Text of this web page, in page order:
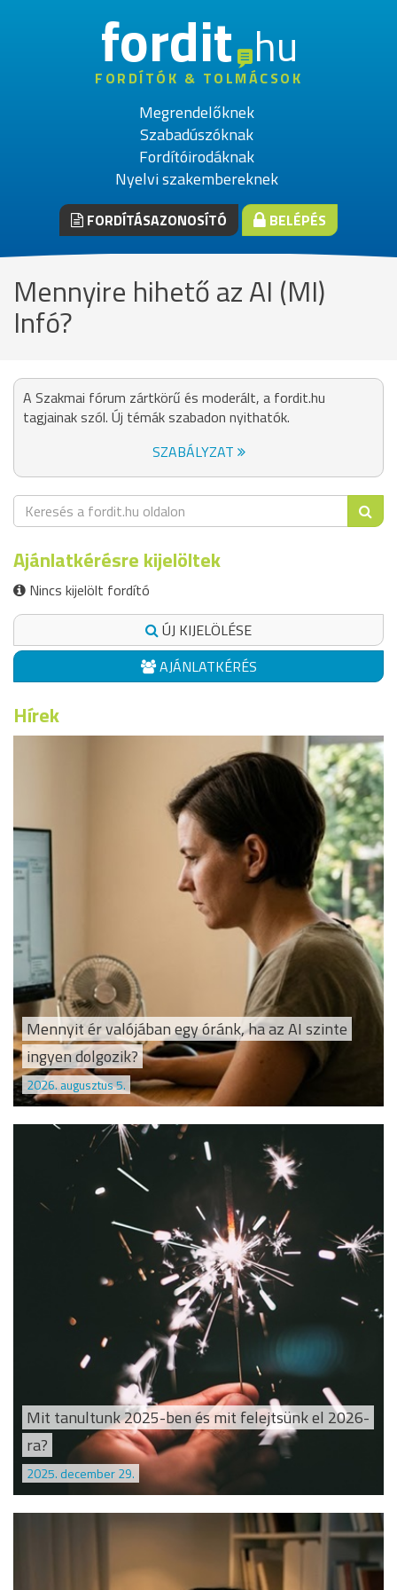
fordithu
FORDÍTÓK & TOLMÁCSOK
Megrendelőknek
Szabadúszóknak
Fordítóirodáknak
Nyelvi szakembereknek
FORDÍTÁSAZONOSÍTÓ BELÉPÉS
Mennyire hihető az AI (MI)
Infó?
A Szakmai fórum zártkörű és moderált, a fordit.hu
tagjainak szól. Új témák szabadon nyithatók.
SZABÁLYZAT
Ajánlatkérésre kijelöltek
Nincs kijelölt fordító
ÚJ KIJELÖLÉSE
AJÁNLATKÉRÉS
Hírek
Mennyit ér valójában egy óránk, ha az AI szinte
ingyen dolgozik?
2026. augusztus 5.
Mit tanultunk 2025-ben és mit felejtsünk el 2026-
ra?
2025. december 29.